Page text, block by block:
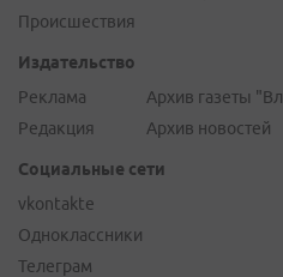
Происшествия
Издательство
Реклама
Редакция
Архив газеты
Архив новостей
Социальные сети
vkontakte
Одноклассники
Телеграм